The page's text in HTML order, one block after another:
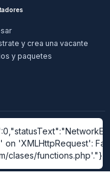
y crea una vacante
y paquetes
·Términos y
'XMLHttpRequest':
clases/functions.php'."}